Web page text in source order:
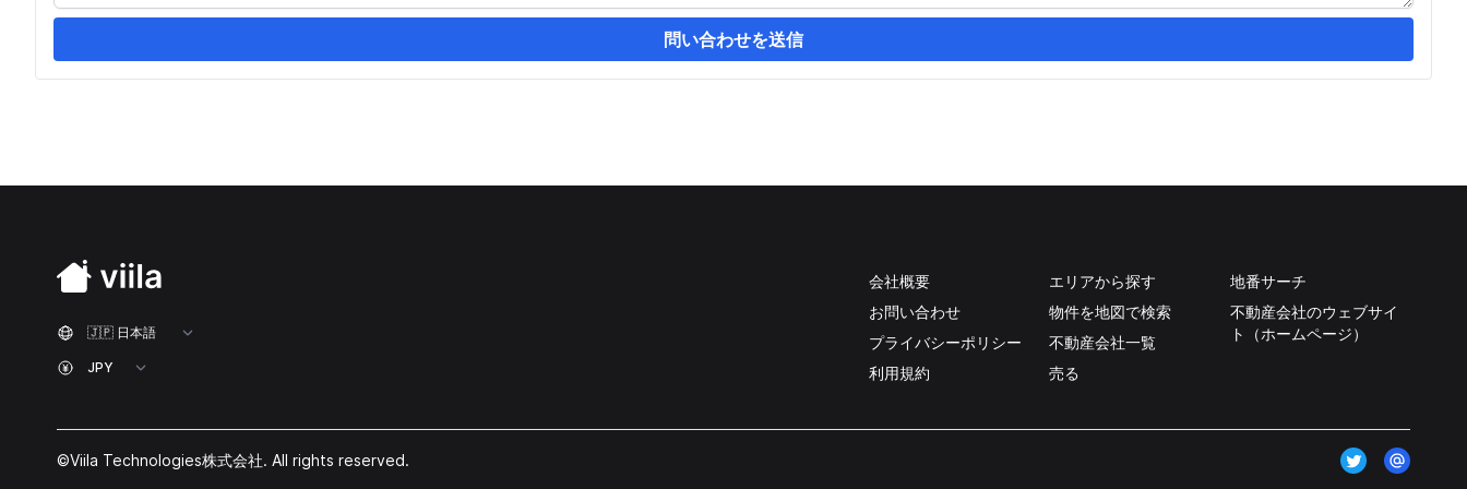
問い合わせを送信
会社概要
お問い合わせ
プライバシーポリシー
利用規約
エリアから探す
物件を地図で検索
不動産会社一覧
売る
地番サーチ
不動産会社のウェブサイ
ト（ホームページ）
©Viila Technologies株式会社. All rights reserved.